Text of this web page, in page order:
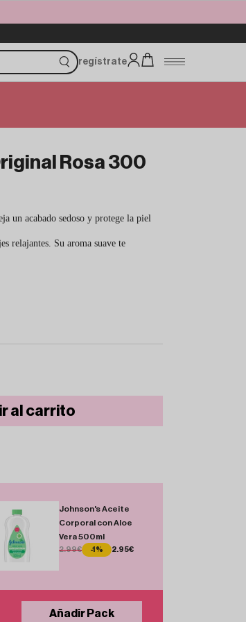
regístrate
Rosa 300
un acabado sedoso y protege la piel
relajantes. Su aroma suave te
al carrito
Johnson's Aceite
Corporal con Aloe
Vera 500ml
2.99€ -1% 2.95€
Añadir Pack